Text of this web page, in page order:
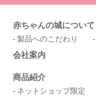
赤ちゃんの城について
製品へのこだわり
会社案内
商品紹介
ネットショップ限定